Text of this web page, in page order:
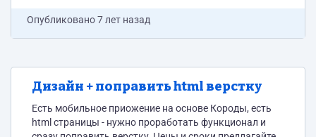
Опубликовано7 лет назад
Дизайн + поправить html верстку
Есть мобильное приожение на основе Короды, есть
html страницы - нужно проработать функционал и